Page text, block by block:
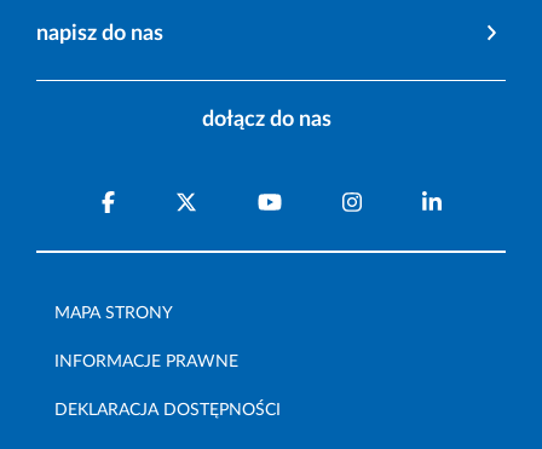
napisz do nas
dołącz do nas
MAPA STRONY
INFORMACJE PRAWNE
DEKLARACJA DOSTĘPNOŚCI